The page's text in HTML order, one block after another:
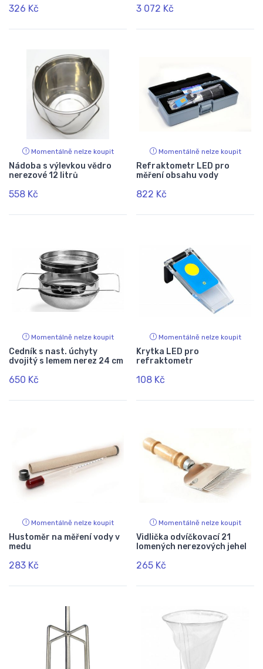
326 Kč 3 072 Kč
Momentálně nelze koupit
Nádoba s výlevkou vědro
nerezové 12 litrů
558 Kč
Momentálně nelze koupit
Refraktometr LED pro
měření obsahu vody
822 Kč
Momentálně nelze koupit
Cedník s nast. úchyty
dvojitý s lemem nerez 24 cm
650 Kč
Momentálně nelze koupit
Krytka LED pro
refraktometr
108 Kč
Momentálně nelze koupit
Hustoměr na měření vody v
medu
283 Kč
Momentálně nelze koupit
Vidlička odvíčkovací 21
lomených nerezových jehel
265 Kč